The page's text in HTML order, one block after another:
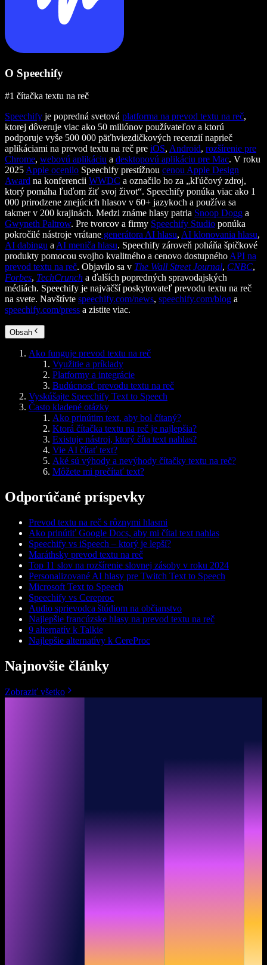
O Speechify
#1 čítačka textu na reč
Speechify je popredná svetová platforma na prevod textu na reč,
ktorej dôveruje viac ako 50 miliónov používateľov a ktorú
podporuje vyše 500 000 päťhviezdičkových recenzií naprieč
aplikáciami na prevod textu na reč pre iOS, Android, rozšírenie pre
Chrome, webovú aplikáciu a desktopovú aplikáciu pre Mac. V roku
2025Apple ocenilo Speechify prestížnou cenou Apple Design
Award na konferencii WWDC a označilo ho za „kľúčový zdroj,
ktorý pomáha ľuďom žiť svoj život“. Speechify ponúka viac ako 1
000 prirodzene znejúcich hlasov v 60+ jazykoch a používa sa
takmer v 200 krajinách. Medzi známe hlasy patria Snoop Dogg a
Gwyneth Paltrow. Pre tvorcov a firmy Speechify Studio ponúka
pokročilé nástroje vrátane generátora AI hlasu, AI klonovania hlasu,
AI dabingu aAI meniča hlasu. Speechify zároveň poháňa špičkové
produkty pomocou svojho kvalitného a cenovo dostupnéhoAPI na
prevod textu na reč. Objavilo sa v The Wall Street Journal, CNBC,
Forbes, TechCrunch a ďalších popredných spravodajských
médiách. Speechify je najväčší poskytovateľ prevodu textu na reč
na svete. Navštívte speechify.com/news, speechify.com/blog a
speechify.com/press a zistite viac.
Obsah
Ako funguje prevod textu na reč
Využitie a príklady
Platformy a integrácie
Budúcnosť prevodu textu na reč
Vyskúšajte Speechify Text to Speech
Často kladené otázky
Ako prinútim text, aby bol čítaný?
Ktorá čítačka textu na reč je najlepšia?
Existuje nástroj, ktorý číta text nahlas?
Vie AI čítať text?
Aké sú výhody a nevýhody čítačky textu na reč?
Môžete mi prečítať text?
Odporúčané príspevky
Prevod textu na reč s rôznymi hlasmi
Ako prinútiť Google Docs, aby mi čítal text nahlas
Speechify vs iSpeech – ktorý je lepší?
Maráthsky prevod textu na reč
Top 11 slov na rozšírenie slovnej zásoby v roku 2024
Personalizované AI hlasy pre Twitch Text to Speech
Microsoft Text to Speech
Speechify vs Cereproc
Audio sprievodca štúdiom na občianstvo
Najlepšie francúzske hlasy na prevod textu na reč
9 alternatív k Talkie
Najlepšie alternatívy k CereProc
Najnovšie články
Zobraziť všetko